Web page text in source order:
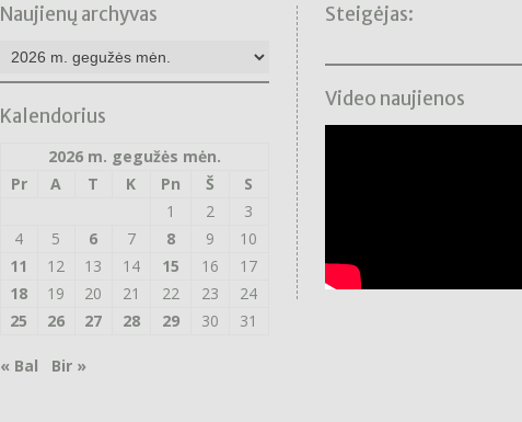
Naujienų archyvas
Naujienų
archyvas
Kalendorius
2026 m. gegužės mėn.
Pr
A T K Pn Š
S
1
2
3
4
5 6 7 8 9
10
11
12 13 14 15 16
17
18
19 20 21 22 23
24
25
26 27 28 29 30 31
« Bal Bir »
Steigėjas:
Video naujienos